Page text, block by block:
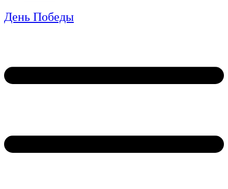
День Победы